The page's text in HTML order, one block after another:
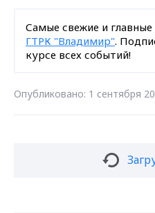
Самые свежие и
ГТРК "Владимир".
курсе всех событий!
Опубликовано: 1 сентября